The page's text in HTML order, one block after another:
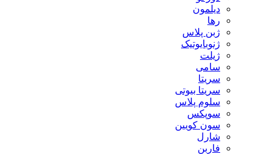
دیلمون
رها
ژبن پلاس
ژنوبایوتیک
ژیلت
سامی
سریتا
سریتا بیوتی
سلوم پلاس
سوپکس
سون کویین
شارل
فاربن